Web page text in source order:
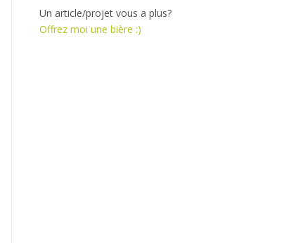
Un article/projet vous a plus?
Offrez moi une bière :)